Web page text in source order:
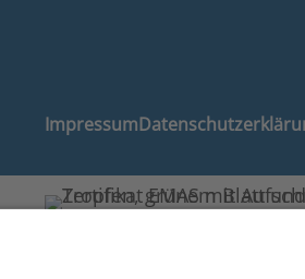
Impressum